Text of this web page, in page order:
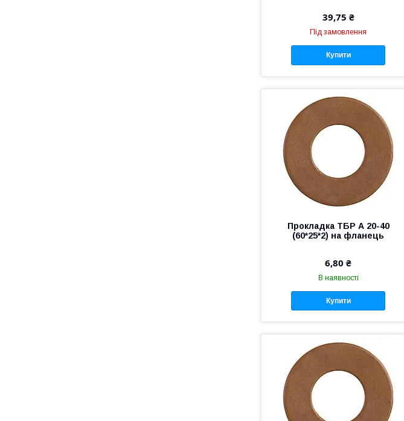
39,75 ₴
Під замовлення
Купити
Прокладка ТБР А 20-40
(60*25*2) на фланець
6,80 ₴
В наявності
Купити